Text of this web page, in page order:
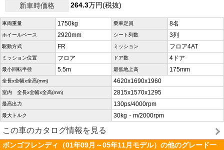
新車時価格
264.3万円(税抜)
車両重量 1750kg 乗車定員 8名
ホイールベース 2920mm シート列数 3列
駆動方式 FR ミッション フロア4AT
ミッション位置 フロア ドア数 4ドア
最小回転半径 5.5m 最低地上高 175mm
全長x全幅x全高(mm) 4620x1690x1960
室内 全長x全幅x全高(mm) 2815x1570x1295
最高出力 130ps/4000rpm
最大トルク 30kg・m/2000rpm
この車のカタログ情報を見る
ボンゴフレンディ（01年09月～05年11月モデル）の他のグレード一